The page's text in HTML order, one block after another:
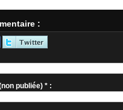
:
publiée) * :